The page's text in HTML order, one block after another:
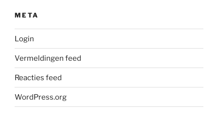
META
Login
Vermeldingen feed
Reacties feed
WordPress.org